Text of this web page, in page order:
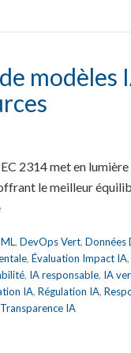
modèles
2314 met en lumière
le meilleur
, DevOps Vert, Données
, Évaluation Impact IA,
, IA responsable, IA
IA, Régulation IA,
Transparence IA